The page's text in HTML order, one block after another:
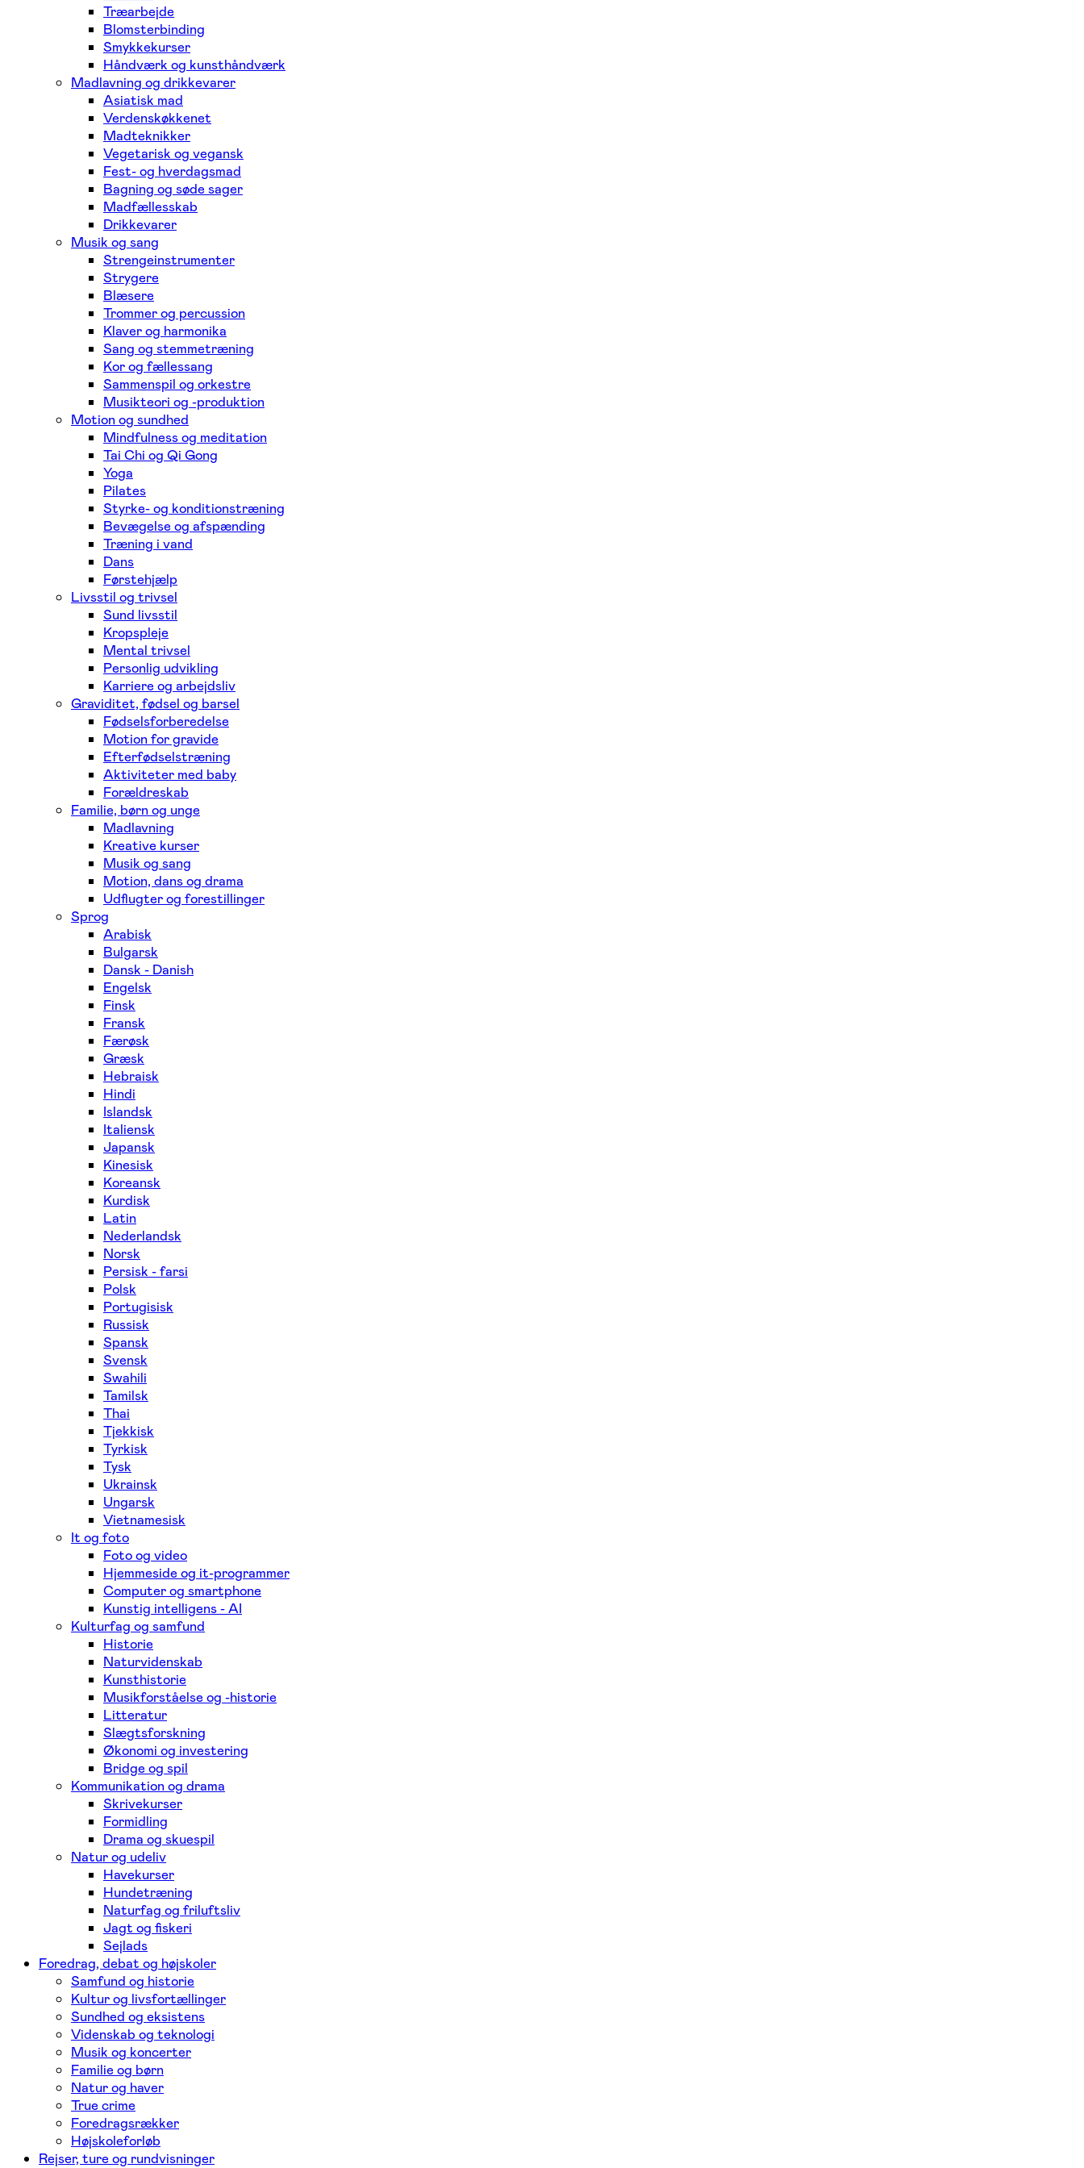
Træarbejde
Blomsterbinding
Smykkekurser
Håndværk og kunsthåndværk
Madlavning og drikkevarer
Asiatisk mad
Verdenskøkkenet
Madteknikker
Vegetarisk og vegansk
Fest- og hverdagsmad
Bagning og søde sager
Madfællesskab
Drikkevarer
Musik og sang
Strengeinstrumenter
Strygere
Blæsere
Trommer og percussion
Klaver og harmonika
Sang og stemmetræning
Kor og fællessang
Sammenspil og orkestre
Musikteori og -produktion
Motion og sundhed
Mindfulness og meditation
Tai Chi og Qi Gong
Yoga
Pilates
Styrke- og konditionstræning
Bevægelse og afspænding
Træning i vand
Dans
Førstehjælp
Livsstil og trivsel
Sund livsstil
Kropspleje
Mental trivsel
Personlig udvikling
Karriere og arbejdsliv
Graviditet, fødsel og barsel
Fødselsforberedelse
Motion for gravide
Efterfødselstræning
Aktiviteter med baby
Forældreskab
Familie, børn og unge
Madlavning
Kreative kurser
Musik og sang
Motion, dans og drama
Udflugter og forestillinger
Sprog
Arabisk
Bulgarsk
Dansk - Danish
Engelsk
Finsk
Fransk
Færøsk
Græsk
Hebraisk
Hindi
Islandsk
Italiensk
Japansk
Kinesisk
Koreansk
Kurdisk
Latin
Nederlandsk
Norsk
Persisk - farsi
Polsk
Portugisisk
Russisk
Spansk
Svensk
Swahili
Tamilsk
Thai
Tjekkisk
Tyrkisk
Tysk
Ukrainsk
Ungarsk
Vietnamesisk
It og foto
Foto og video
Hjemmeside og it-programmer
Computer og smartphone
Kunstig intelligens - AI
Kulturfag og samfund
Historie
Naturvidenskab
Kunsthistorie
Musikforståelse og -historie
Litteratur
Slægtsforskning
Økonomi og investering
Bridge og spil
Kommunikation og drama
Skrivekurser
Formidling
Drama og skuespil
Natur og udeliv
Havekurser
Hundetræning
Naturfag og friluftsliv
Jagt og fiskeri
Sejlads
Foredrag, debat og højskoler
Samfund og historie
Kultur og livsfortællinger
Sundhed og eksistens
Videnskab og teknologi
Musik og koncerter
Familie og børn
Natur og haver
True crime
Foredragsrækker
Højskoleforløb
Rejser, ture og rundvisninger